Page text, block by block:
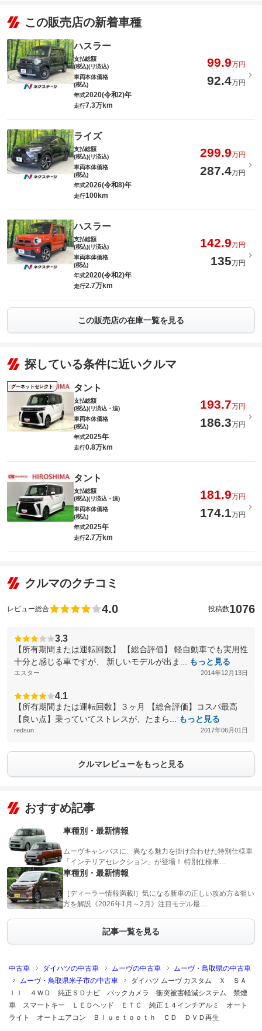
この販売店の新着車種
ハスラー
支払総額
(税込)(リ済込)
99.9万円
車両本体価格
(税込)
92.4万円
年式2020(令和2)年
走行7.3万km
ライズ
支払総額
(税込)(リ済込)
299.9万円
車両本体価格
(税込)
287.4万円
年式2026(令和8)年
走行100km
ハスラー
支払総額
(税込)(リ済込)
142.9万円
車両本体価格
(税込)
135万円
年式2020(令和2)年
走行2.7万km
この販売店の在庫一覧を見る
探している条件に近いクルマ
グーネットセレクト タント
支払総額
(税込)(リ済込・追)
193.7万円
車両本体価格
(税込)
186.3万円
年式2025年
走行0.8万km
タント
支払総額
(税込)(リ済込・追)
181.9万円
車両本体価格
(税込)
174.1万円
年式2025年
走行2.7万km
クルマのクチコミ
レビュー総合 4.0 投稿数1076
3.3
【所有期間または運転回数】 【総合評価】 軽自動車でも実用性
十分と感じる車ですが、 新しいモデルが出ま...
もっと見る
エスター 2014年12月13日
4.1
【所有期間または運転回数】３ヶ月 【総合評価】コスパ最高
【良い点】乗っていてストレスが、たまら...
もっと見る
redsun 2017年06月01日
クルマレビューをもっと見る
おすすめ記事
車種別・最新情報
ムーヴキャンバスに、異なる魅力を掛け合わせた特別仕様車
「インテリアセレクション」が登場！ 特別仕様車…
車種別・最新情報
［ディーラー情報満載!］気になる新車の正しい攻め方＆狙い
方を解説《2026年1月～2月》注目モデル最…
記事一覧を見る
中古車 ダイハツの中古車 ムーヴの中古車
ムーヴ・鳥取県の中古車
ムーヴ・鳥取県米子市の中古車
ダイハツ ムーヴ カスタム Ｘ ＳＡ
ＩＩ ４ＷＤ 純正ＳＤナビ バックカメラ 衝突被害軽減システム 禁煙
車 スマートキー ＬＥＤヘッド ＥＴＣ 純正１４インチアルミ オート
ライト オートエアコン Ｂｌｕｅｔｏｏｔｈ ＣＤ ＤＶＤ再生